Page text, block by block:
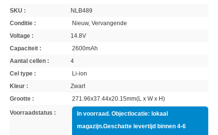
SKU :
NLB489
Conditie :
Nieuw, Vervangende
Voltage :
14.8V
Capaciteit :
2600mAh
Aantal cellen :
4
Cel type :
Li-ion
Kleur :
Zwart
Grootte :
271.96x37.44x20.15mm(L x W x H)
Voorraadstatus :
In voorraad. Objectlocatie: lokaal
magazijn.Geschatte levertijd binnen 4-6